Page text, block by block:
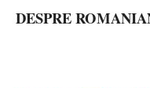
DESPRE